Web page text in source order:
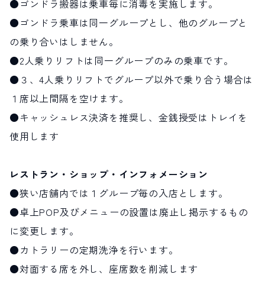
●ゴンドラ搬器は乗車毎に消毒を実施します。
●ゴンドラ乗車は同一グループとし、他のグループと
の乗り合いはしません。
●2人乗りリフトは同一グループのみの乗車です。
●３、4人乗りリフトでグループ以外で乗り合う場合は
１席以上間隔を空けます。
●キャッシュレス決済を推奨し、金銭授受はトレイを
使用します
レストラン・ショップ・インフォメーション
●狭い店舗内では１グループ毎の入店とします。
●卓上POP及びメニューの設置は廃止し掲示するもの
に変更します。
●カトラリーの定期洗浄を行います。
●対面する席を外し、座席数を削減します